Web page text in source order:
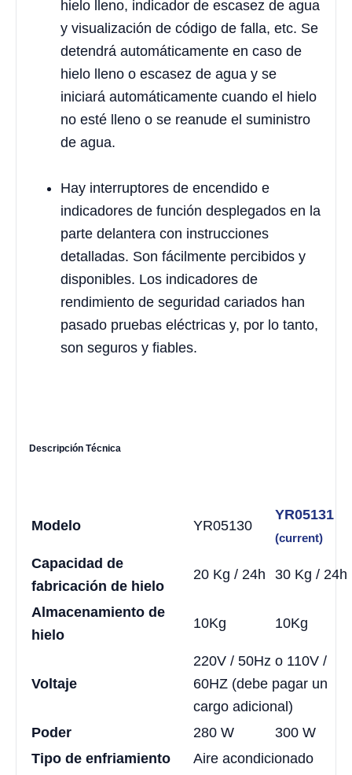
hielo lleno, indicador de escasez de agua
y visualización de código de falla, etc. Se
detendrá automáticamente en caso de
hielo lleno o escasez de agua y se
iniciará automáticamente cuando el hielo
no esté lleno o se reanude el suministro
de agua.
Hay interruptores de encendido e
indicadores de función desplegados en la
parte delantera con instrucciones
detalladas. Son fácilmente percibidos y
disponibles. Los indicadores de
rendimiento de seguridad cariados han
pasado pruebas eléctricas y, por lo tanto,
son seguros y fiables.
Descripción Técnica
Modelo YR05130
YR05131
(current)
Capacidad de
fabricación de hielo
20 Kg / 24h 30 Kg / 24h
Almacenamiento de
hielo
10Kg 10Kg
Voltaje
220V / 50Hz o 110V /
60HZ (debe pagar un
cargo adicional)
Poder
280 W
300 W
Tipo de enfriamiento
Aire acondicionado